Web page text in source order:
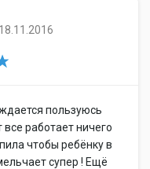
пользуюсь
все работает ничего
чтобы ребёнку в
супер ! Ещё